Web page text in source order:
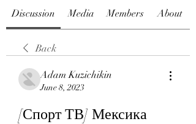
Discussion Media Members About
Back
Adam Kuzichikin
June 8, 2023
[Спорт ТВ] Мексика